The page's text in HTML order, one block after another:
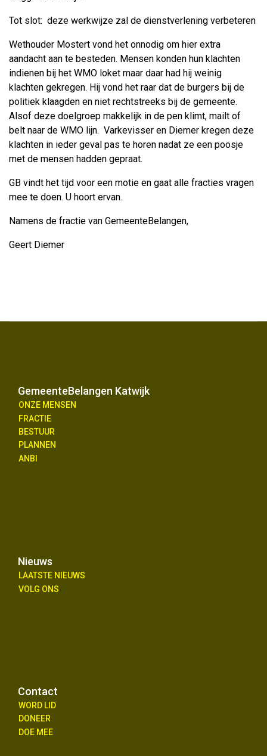
Tot slot: deze werkwijze zal de dienstverlening verbeteren
Wethouder Mostert vond het onnodig om hier extra
aandacht aan te besteden. Mensen konden hun klachten
indienen bij het WMO loket maar daar had hij weinig
klachten gekregen. Hij vond het raar dat de burgers bij de
politiek klaagden en niet rechtstreeks bij de gemeente.
Alsof deze doelgroep makkelijk in de pen klimt, mailt of
belt naar de WMO lijn. Varkevisser en Diemer kregen deze
klachten in ieder geval pas te horen nadat ze een poosje
met de mensen hadden gepraat.
GB vindt het tijd voor een motie en gaat alle fracties vragen
mee te doen. U hoort ervan.
Namens de fractie van GemeenteBelangen,
Geert Diemer
GemeenteBelangen Katwijk
ONZE MENSEN
FRACTIE
BESTUUR
PLANNEN
ANBI
Nieuws
LAATSTE NIEUWS
VOLG ONS
Contact
WORD LID
DONEER
DOE MEE